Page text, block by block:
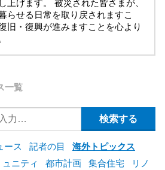
上げます。 被災された皆さまが、
らせる日常を取り戻されますこ
旧・復興が進みますことを心より
一覧
ース 記者の目
海外トピックス
ュニティ 都市計画 集合住宅
リノ